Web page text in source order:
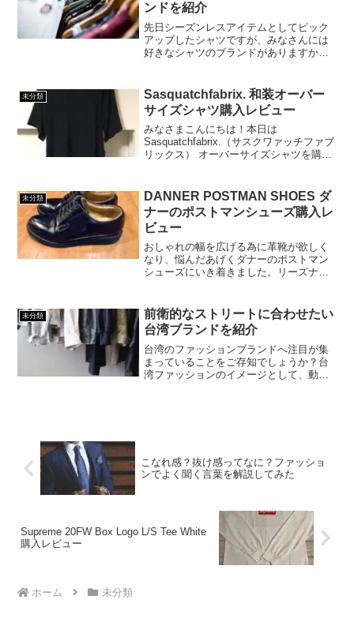
ンドを紹介
先日シーズンレスアイテムとしてピック
アップしたシャツですが、みなさんには
好きなシャツのブランドがありますか？
徴がかなり異なるんです。オールシーズ
ン使えるシャツは、何着持...
未分類
Sasquatchfabrix. 和装オーバー
サイズシャツ購入レビュー
みなさまこんにちは！本日は
Sasquatchfabrix.（サスクワァッチファブ
リックス） オーバーサイズシャツを購入
Sasquatchfabrix. は、自分の中のお気...
未分類
DANNER POSTMAN SHOES ダ
ナーのポストマンシューズ購入レ
ビュー
おしゃれの幅を広げる為に革靴が欲しく
なり、悩んだあげくダナーのポストマン
シューズにいき着きました。リーズナブ
未分類
前衛的なストリートに合わせたい
台湾ブランドを紹介
台湾のファッションブランドへ注目が集
まっていることをご存知でしょうか？台
湾ファッションのイメージとして、動き
こなれ感？抜け感ってなに？ファッショ
ンでよく聞く言葉を解説してみた
Supreme 20FW Box Logo L/S Tee White
購入レビュー
ホーム 未分類